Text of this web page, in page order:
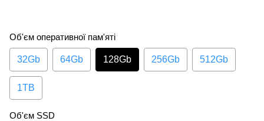
Об'єм оперативної пам'яті
32Gb 64Gb 128Gb 256Gb 512Gb
1TB
Об'єм SSD